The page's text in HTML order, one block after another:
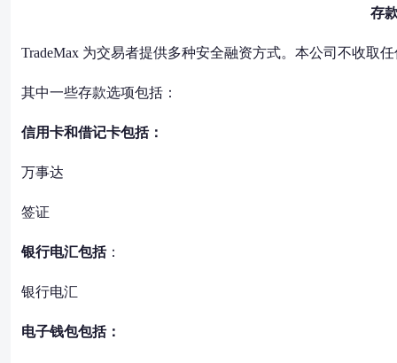
存
TradeMax 为交易者提供多种安全融资方式。本公司不收取
其中一些存款选项包括：
信用卡和借记卡包括：
万事达
签证
银行电汇包括：
银行电汇
电子钱包包括：